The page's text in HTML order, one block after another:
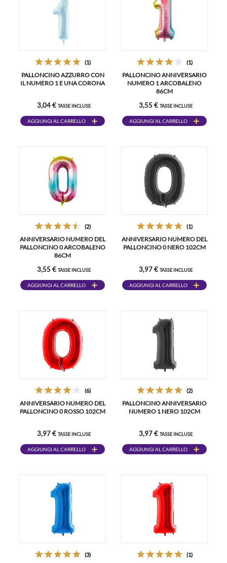
(1)
PALLONCINO AZZURRO CON
IL NUMERO 1 E UNA CORONA
3,04 € TASSE INCLUSE
AGGIUNGI AL CARRELLO
(1)
PALLONCINO ANNIVERSARIO
NUMERO 1 ARCOBALENO
86CM
3,55 € TASSE INCLUSE
AGGIUNGI AL CARRELLO
(2)
ANNIVERSARIO NUMERO DEL
PALLONCINO 0 ARCOBALENO
86CM
3,55 € TASSE INCLUSE
AGGIUNGI AL CARRELLO
(1)
ANNIVERSARIO NUMERO DEL
PALLONCINO 0 NERO 102CM
3,97 € TASSE INCLUSE
AGGIUNGI AL CARRELLO
(6)
ANNIVERSARIO NUMERO DEL
PALLONCINO 0 ROSSO 102CM
3,97 € TASSE INCLUSE
AGGIUNGI AL CARRELLO
(2)
PALLONCINO ANNIVERSARIO
NUMERO 1 NERO 102CM
3,97 € TASSE INCLUSE
AGGIUNGI AL CARRELLO
(3) (1)